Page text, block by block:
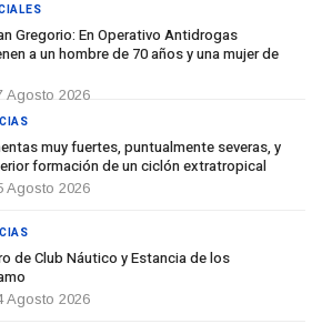
Gregorio: En Operativo Antidrogas
a un hombre de 70 años y una mujer de
Agosto 2026
muy fuertes, puntualmente severas, y
formación de un ciclón extratropical
Agosto 2026
de Club Náutico y Estancia de los
Agosto 2026